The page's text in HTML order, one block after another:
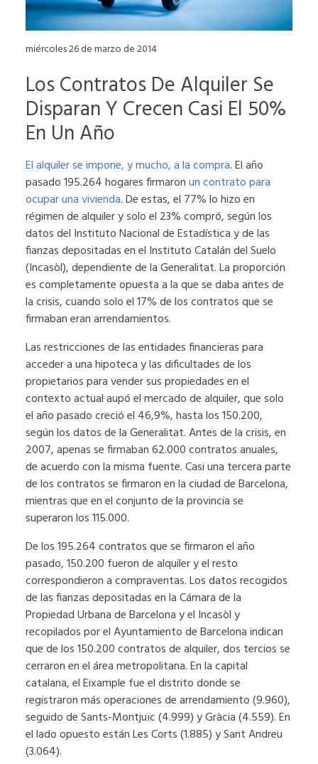
miércoles 26 de marzo de 2014
Los Contratos De Alquiler Se
Disparan Y Crecen Casi El 50%
En Un Año
El alquiler se impone, y mucho, a la compra. El año
pasado 195.264 hogares firmaronun contrato para
ocupar una vivienda. De estas, el 77% lo hizo en
régimen de alquiler y solo el 23% compró, según los
datos del Instituto Nacional de Estadística y de las
fianzas depositadas en el Instituto Catalán del Suelo
(Incasòl), dependiente de la Generalitat. La proporción
es completamente opuesta a la que se daba antes de
la crisis, cuando solo el 17% de los contratos que se
firmaban eran arrendamientos.
Las restricciones de las entidades financieras para
acceder a una hipoteca y las dificultades de los
propietarios para vender sus propiedades en el
contexto actual aupó el mercado de alquiler, que solo
el año pasado creció el 46,9%, hasta los 150.200,
según los datos de la Generalitat. Antes de la crisis, en
2007, apenas se firmaban 62.000 contratos anuales,
de acuerdo con la misma fuente. Casi una tercera parte
de los contratos se firmaron en la ciudad de Barcelona,
mientras que en el conjunto de la provincia se
superaron los 115.000.
De los 195.264 contratos que se firmaron el año
pasado, 150.200 fueron de alquiler y el resto
correspondieron a compraventas. Los datos recogidos
de las fianzas depositadas en la Cámara de la
Propiedad Urbana de Barcelona y el Incasòl y
recopilados por el Ayuntamiento de Barcelona indican
que de los 150.200 contratos de alquiler, dos tercios se
cerraron en el área metropolitana. En la capital
catalana, el Eixample fue el distrito donde se
registraron más operaciones de arrendamiento (9.960),
seguido de Sants-Montjuïc (4.999) y Gràcia (4.559). En
el lado opuesto están Les Corts (1.885) y Sant Andreu
(3.064).